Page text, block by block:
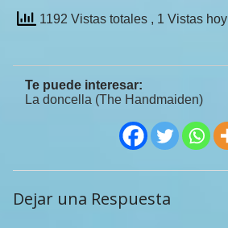
1192 Vistas totales , 1 Vistas hoy
Te puede interesar:
La doncella (The Handmaiden)
Dejar una Respuesta